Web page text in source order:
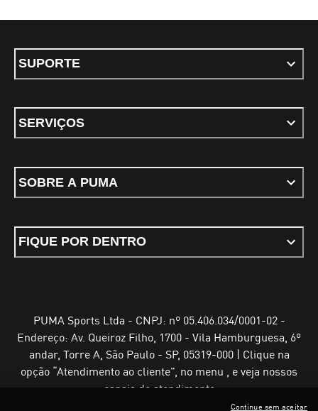
SUPORTE
SERVIÇOS
SOBRE A PUMA
FIQUE POR DENTRO
PUMA Sports Ltda - CNPJ: nº 05.406.034/0001-02 -
Endereço: Av. Queiroz Filho, 1700 - Vila Hamburguesa, 6º
andar, Torre A, São Paulo - SP, 05319-000 | Clique na
opção “Atendimento ao cliente”, no menu , e veja nossos
canais de atendimento
Continue sem aceitar